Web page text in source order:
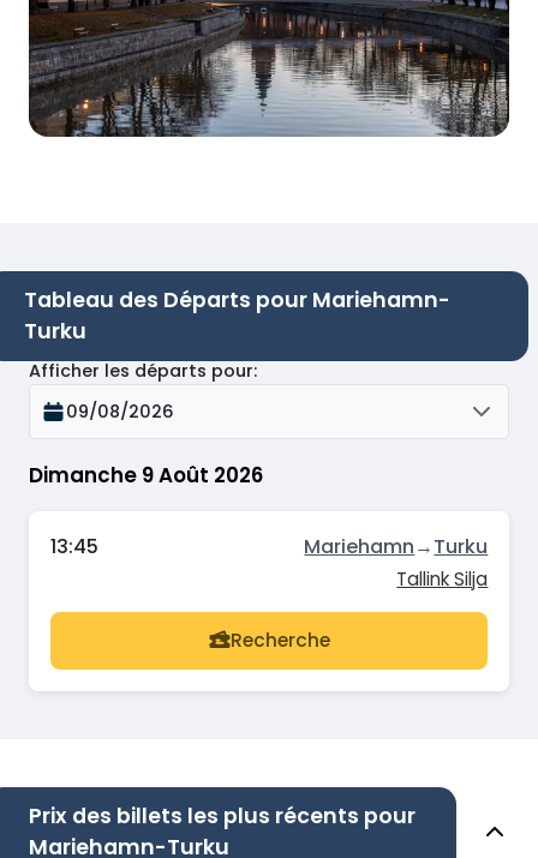
Tableau des Départs pour Mariehamn-
Turku
Dimanche 9 Août 2026
Afficher les départs pour:
09/08/2026
13:45 Mariehamn→Turku
Tallink Silja
Recherche
Prix des billets les plus récents pour
Mariehamn-Turku